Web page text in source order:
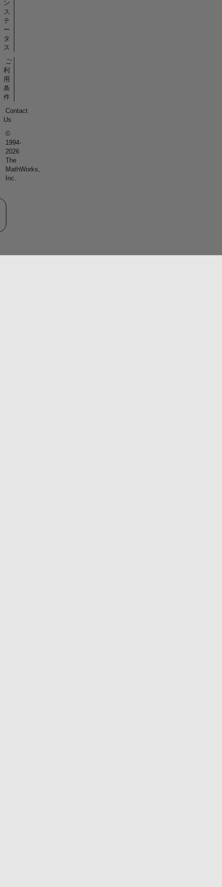
ン
ス
テ
ー
タ
ス
ご
利
用
条
件
Contact
Us
©
1994-
2026
The
MathWorks,
Inc.
サイトの選択